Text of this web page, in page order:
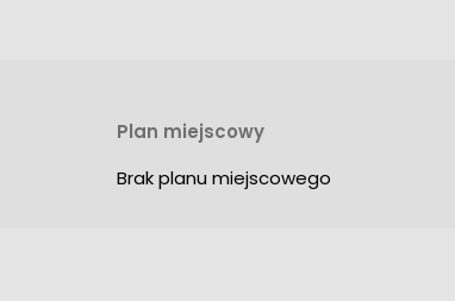
Plan miejscowy
Brak planu miejscowego